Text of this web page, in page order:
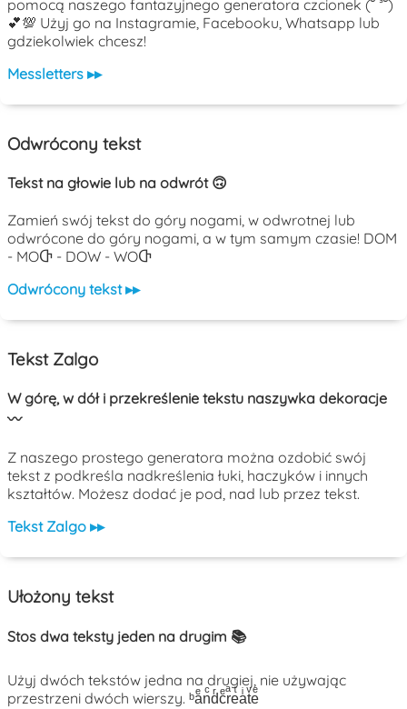
pomocą naszego fantazyjnego generatora czcionek (˘ ³˘)
💕💯 Użyj go na Instagramie, Facebooku, Whatsapp lub
gdziekolwiek chcesz!
Messletters ▸▸
Odwrócony tekst
Tekst na głowie lub na odwrót 🙃
Zamień swój tekst do góry nogami, w odwrotnej lub
odwrócone do góry nogami, a w tym samym czasie! DOM
- MOႧ - DOW - WOႧ
Odwrócony tekst ▸▸
Tekst Zalgo
W górę, w dół i przekreślenie tekstu naszywka dekoracje
〰️
Z naszego prostego generatora można ozdobić swój
tekst z podkreśla nadkreślenia łuki, haczyków i innych
kształtów. Możesz dodać je pod, nad lub przez tekst.
Tekst Zalgo ▸▸
Ułożony tekst
Stos dwa teksty jeden na drugim 📚
Użyj dwóch tekstów jedna na drugiej, nie używając
przestrzeni dwóch wierszy. ᵇaͤnͨdͬcͤrͣeͭaͥtͮeͤ